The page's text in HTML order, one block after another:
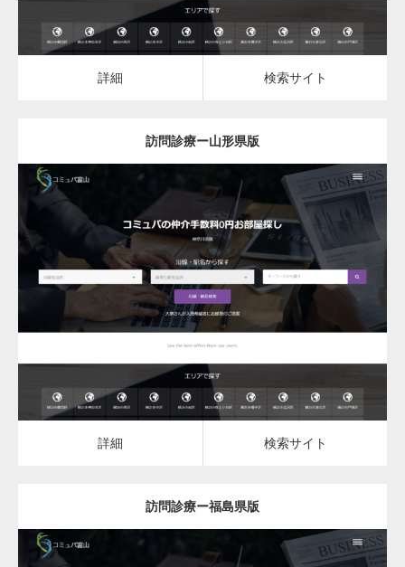
詳細 検索サイト
訪問診療ー山形県版
更新日： 2023.03.08
訪問診療
詳細 検索サイト
詳細 検索サイト
訪問診療ー福島県版
変幻自在、あらゆる業種に対応可能な新しい
カスタム投稿タイプ実…
一般社団法人高齢者支援協会がコミュパ.com